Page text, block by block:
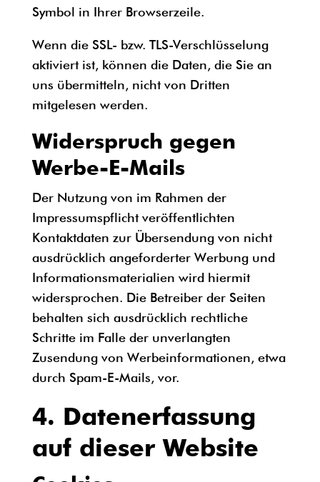
Symbol in Ihrer Browserzeile.
Wenn die SSL- bzw. TLS-Verschlüsselung
aktiviert ist, können die Daten, die Sie an
uns übermitteln, nicht von Dritten
mitgelesen werden.
Widerspruch gegen
Werbe-E-Mails
Der Nutzung von im Rahmen der
Impressumspflicht veröffentlichten
Kontaktdaten zur Übersendung von nicht
ausdrücklich angeforderter Werbung und
Informationsmaterialien wird hiermit
widersprochen. Die Betreiber der Seiten
behalten sich ausdrücklich rechtliche
Schritte im Falle der unverlangten
Zusendung von Werbeinformationen, etwa
durch Spam-E-Mails, vor.
4. Datenerfassung
auf dieser Website